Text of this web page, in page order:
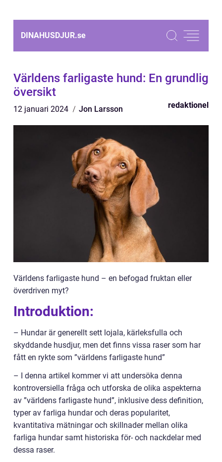
DINAHUSDJUR.se
Världens farligaste hund: En grundlig
översikt
12 januari 2024 Jon Larsson redaktionel
Världens farligaste hund – en befogad fruktan eller
överdriven myt?
Introduktion:
– Hundar är generellt sett lojala, kärleksfulla och
skyddande husdjur, men det finns vissa raser som har
fått en rykte som ”världens farligaste hund”
– I denna artikel kommer vi att undersöka denna
kontroversiella fråga och utforska de olika aspekterna
av ”världens farligaste hund”, inklusive dess definition,
typer av farliga hundar och deras popularitet,
kvantitativa mätningar och skillnader mellan olika
farliga hundar samt historiska för- och nackdelar med
dessa raser.